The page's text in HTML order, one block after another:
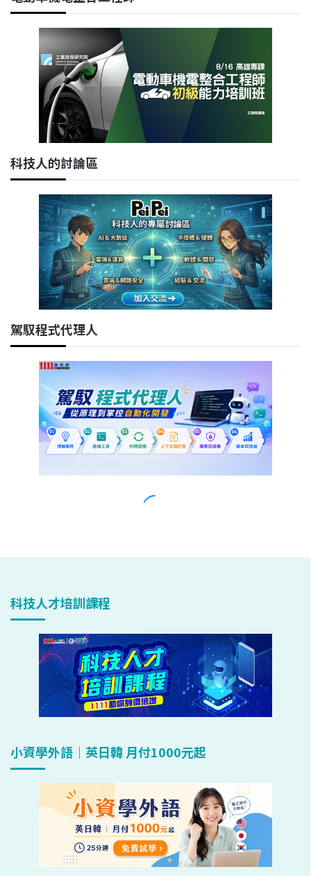
科技人才培訓課程
小資學外語｜英日韓 月付1000元起